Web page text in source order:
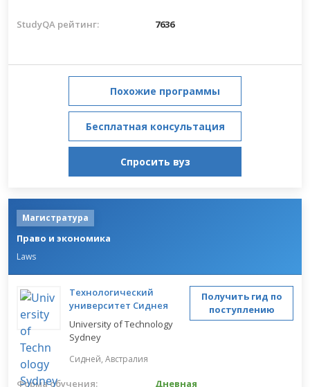
StudyQA рейтинг: 7636
Похожие программы
Бесплатная консультация
Спросить вуз
Магистратура
Право и экономика
Laws
Технологический
университет Сиднея
University of Technology
Sydney
Сидней, Австралия
Получить гид по
поступлению
Форма обучения: Дневная